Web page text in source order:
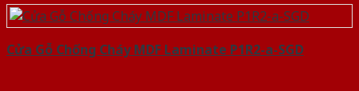
Cửa Gỗ Chống Cháy MDF Laminate P1R2-a-SGD